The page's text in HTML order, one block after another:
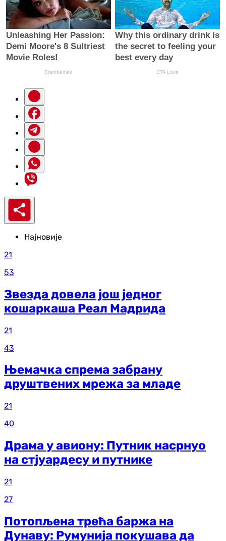
Најновије
21
53
Звезда довела још једног
кошаркаша Реал Мадрида
21
43
Њемачка спрема забрану
друштвених мрежа за младе
21
40
Драма у авиону: Путник насрнуо
на стјуардесу и путнике
21
27
Потопљена трећа баржа на
Дунаву: Румунија покушава да